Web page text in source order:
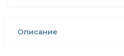
Описание